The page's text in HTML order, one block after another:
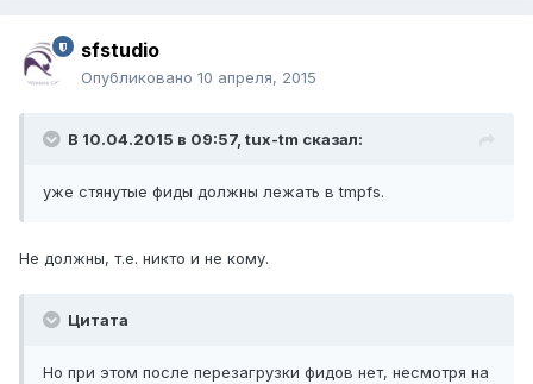
sfstudio
Опубликовано 10 апреля, 2015
В 10.04.2015 в 09:57, tux-tm сказал:
уже стянутые фиды должны лежать в tmpfs.
Не должны, т.е. никто и не кому.
Цитата
Но при этом после перезагрузки фидов нет, несмотря на